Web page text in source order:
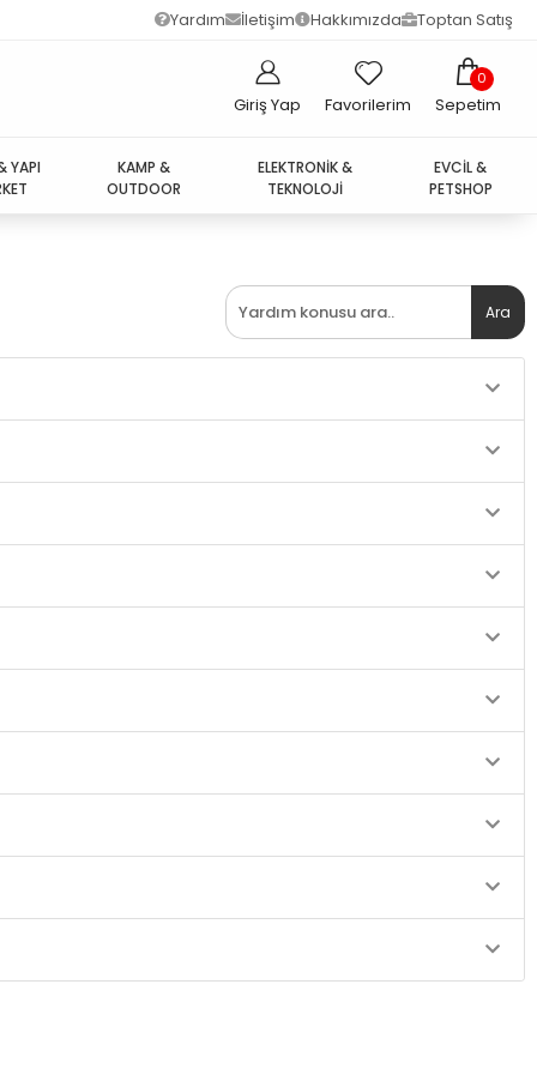
Yardım İletişim Hakkımızda Toptan Satış
Giriş Yap Favorilerim
0
Sepetim
YAPI
KAMP &
OUTDOOR
ELEKTRONİK &
TEKNOLOJİ
EVCİL &
PETSHOP
Ara